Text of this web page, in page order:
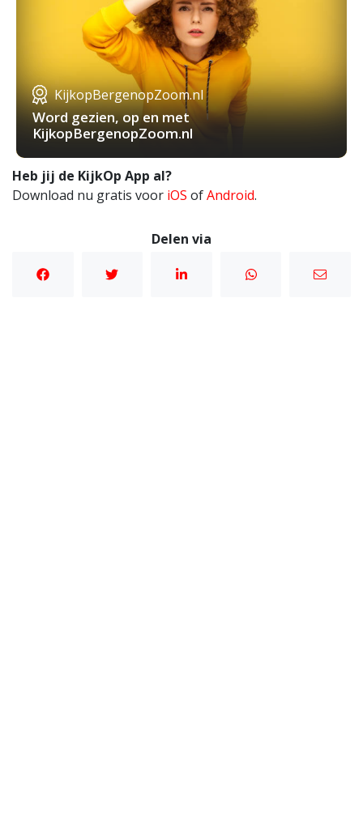
KijkopBergenopZoom.nl
Word gezien, op en met
KijkopBergenopZoom.nl
Heb jij de KijkOp App al?
Download nu gratis voor iOS ofAndroid.
Delen via